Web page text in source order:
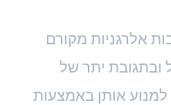
אלרגניות מקורם
ובתגובת יתר של
למנוע אותן באמצעות